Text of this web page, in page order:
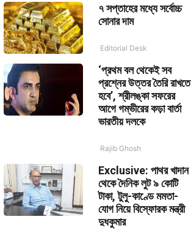
৭ সপ্তাহের মধ্যে সর্বোচ্চ
সোনার দাম
Editorial Desk
‘প্রথম বল থেকেই সব
প্রশ্নের উত্তর তৈরি রাখতে
হবে’, শ্রীলঙ্কা সফরের
আগে গম্ভীরের কড়া বার্তা
ভারতীয় দলকে
Rajib Ghosh
Exclusive: পাথর খাদান
থেকে দৈনিক লুট ৯ কোটি
টাকা, টুলু-কাণ্ডে মমতা-
যোগ নিয়ে বিস্ফোরক মন্ত্রী
দুধকুমার